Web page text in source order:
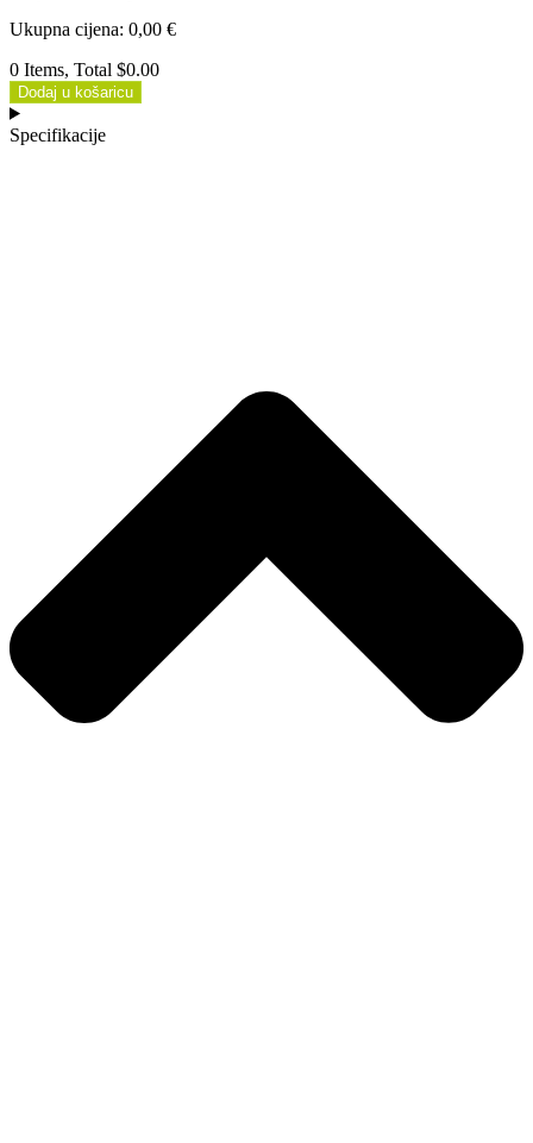
Ukupna cijena: 0,00 €
0 Items, Total $0.00
Dodaj u košaricu
Specifikacije